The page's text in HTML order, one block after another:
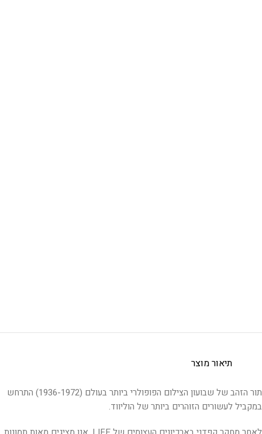
תיאור מוצר
תור הזהב של שבועון הצילום הפופולרי ביותר בעולם (1936-1972) התרחש
במקביל לעשורים הזוהרים ביותר של הוליווד.